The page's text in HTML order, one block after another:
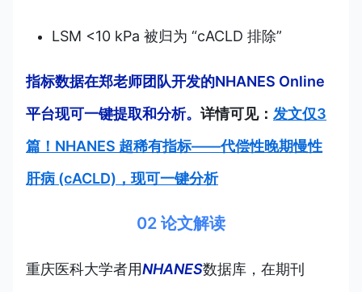
LSM <10 kPa 被归为 “cACLD 排除”
指标数据在郑老师团队开发的NHANES Online
平台现可一键提取和分析。 详情可见： 发文仅3
篇！NHANES 超稀有指标——代偿性晚期慢性
肝病 (cACLD)，现可一键分析
02 论文解读
重庆医科大学者用NHANES数据库， 在期刊